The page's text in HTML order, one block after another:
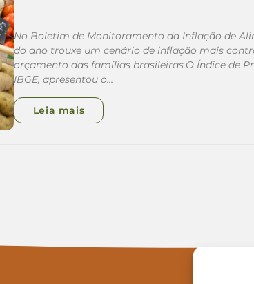
No Boletim de Monitoramento da Inflação de
do ano trouxe um cenário de inflação mais
orçamento das famílias brasileiras.O Índice de
IBGE, apresentou o…
Leia mais